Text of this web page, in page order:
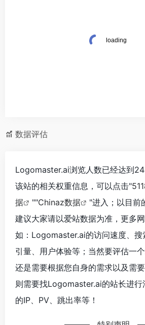
数据评估
Logomaster.ai‌浏览人数已经达到
该站的相关权重信息，可以点击"
据
""Chinaz数据
"进入；以目前
建议大家请以爱站数据为准，更多
如：Logomaster.ai‌的访问速度、搜
引量、用户体验等；当然要评估一
还是需要根据您自身的需求以及需
则需要找Logomaster.ai‌的站长进行
的IP、PV、跳出率等！